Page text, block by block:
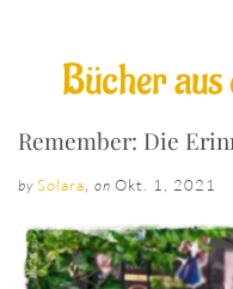
Bücher aus
Remember: Die
by Solara on Okt. 1, 2021